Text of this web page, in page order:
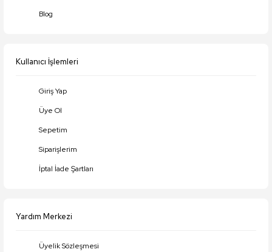
Ürün fiyatı diğer sitelerden daha pahalı.
Blog
Kullanıcı İşlemleri
Giriş Yap
Üye Ol
Sepetim
Siparişlerim
İptal İade Şartları
Yardım Merkezi
Üyelik Sözleşmesi